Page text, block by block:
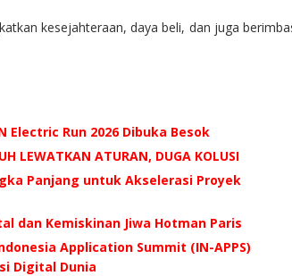
kesejahteraan, daya beli, dan juga
Run 2026 Dibuka Besok
LEWATKAN ATURAN, DUGA KOLUSI
Panjang untuk Akselerasi Proyek
dan Kemiskinan Jiwa Hotman Paris
Application Summit (IN-APPS)
Digital Dunia